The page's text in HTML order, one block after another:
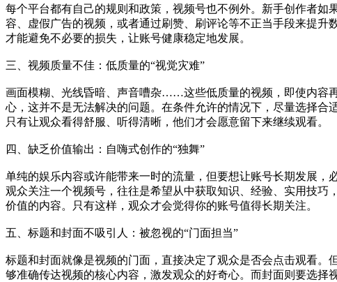
每个平台都有自己的规则和政策，视频号也不例外。新手创作者
容、虚假广告的视频，或者通过刷赞、刷评论等不正当手段来提
才能避免不必要的损失，让账号健康稳定地发展。
三、视频质量不佳：低质量的“视觉灾难”
画面模糊、光线昏暗、声音嘈杂……这些低质量的视频，即使内容
心，这并不是无法解决的问题。在条件允许的情况下，尽量选择合
只有让观众看得舒服、听得清晰，他们才会愿意留下来继续观看。
四、缺乏价值输出：自嗨式创作的“独舞”
单纯的娱乐内容或许能带来一时的流量，但要想让账号长期发展，
观众关注一个视频号，往往是希望从中获取知识、经验、实用技
价值的内容。只有这样，观众才会觉得你的账号值得长期关注。
五、标题和封面不吸引人：被忽视的“门面担当”
标题和封面就像是视频的门面，直接决定了观众是否会点击观看
够准确传达视频的核心内容，激发观众的好奇心。而封面则要选